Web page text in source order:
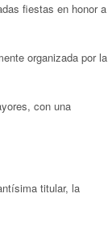
fiestas en honor a
organizada por la
con una
titular, la